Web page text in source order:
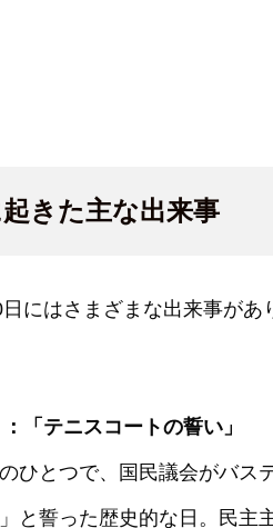
きた主な出来事
にはさまざまな出来事が
「テニスコートの誓い」
ひとつで、国民議会がバス
と誓った歴史的な日。民主